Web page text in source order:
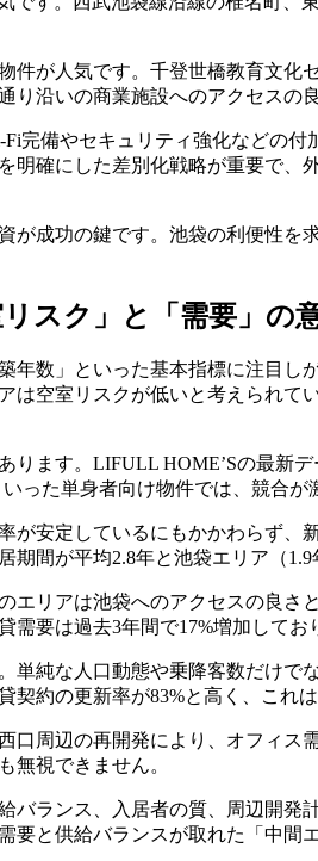
が人気です。千登世橋教育文
沿いの商業施設へのアクセスの
完備やセキュリティ強化などの
確にした差別化戦略が重要で
成功の鍵です。池袋の利便性
スク」と「需要」の
数」といった基本指標に注目
空室リスクが低いと考えられ
ます。LIFULL HOME’Sの最新
った単身者向け物件では、競合
安定しているにもかかわらず、
間が平均2.8年と池袋エリア（
リアは池袋へのアクセスの良
要は過去3年間で17%増加してお
純な人口動態や乗降客数だけ
約の更新率が83%と高く、これ
周辺の再開発により、オフィ
無視できません。
ランス、入居者の質、周辺開
と供給バランスが取れた「中